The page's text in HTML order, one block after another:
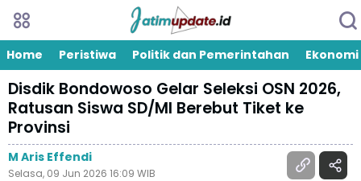
Home Peristiwa Politik dan Pemerintahan Ekonomi
Disdik Bondowoso Gelar Seleksi OSN 2026,
Ratusan Siswa SD/MI Berebut Tiket ke
Provinsi
M Aris Effendi
Selasa, 09 Jun 2026 16:09 WIB